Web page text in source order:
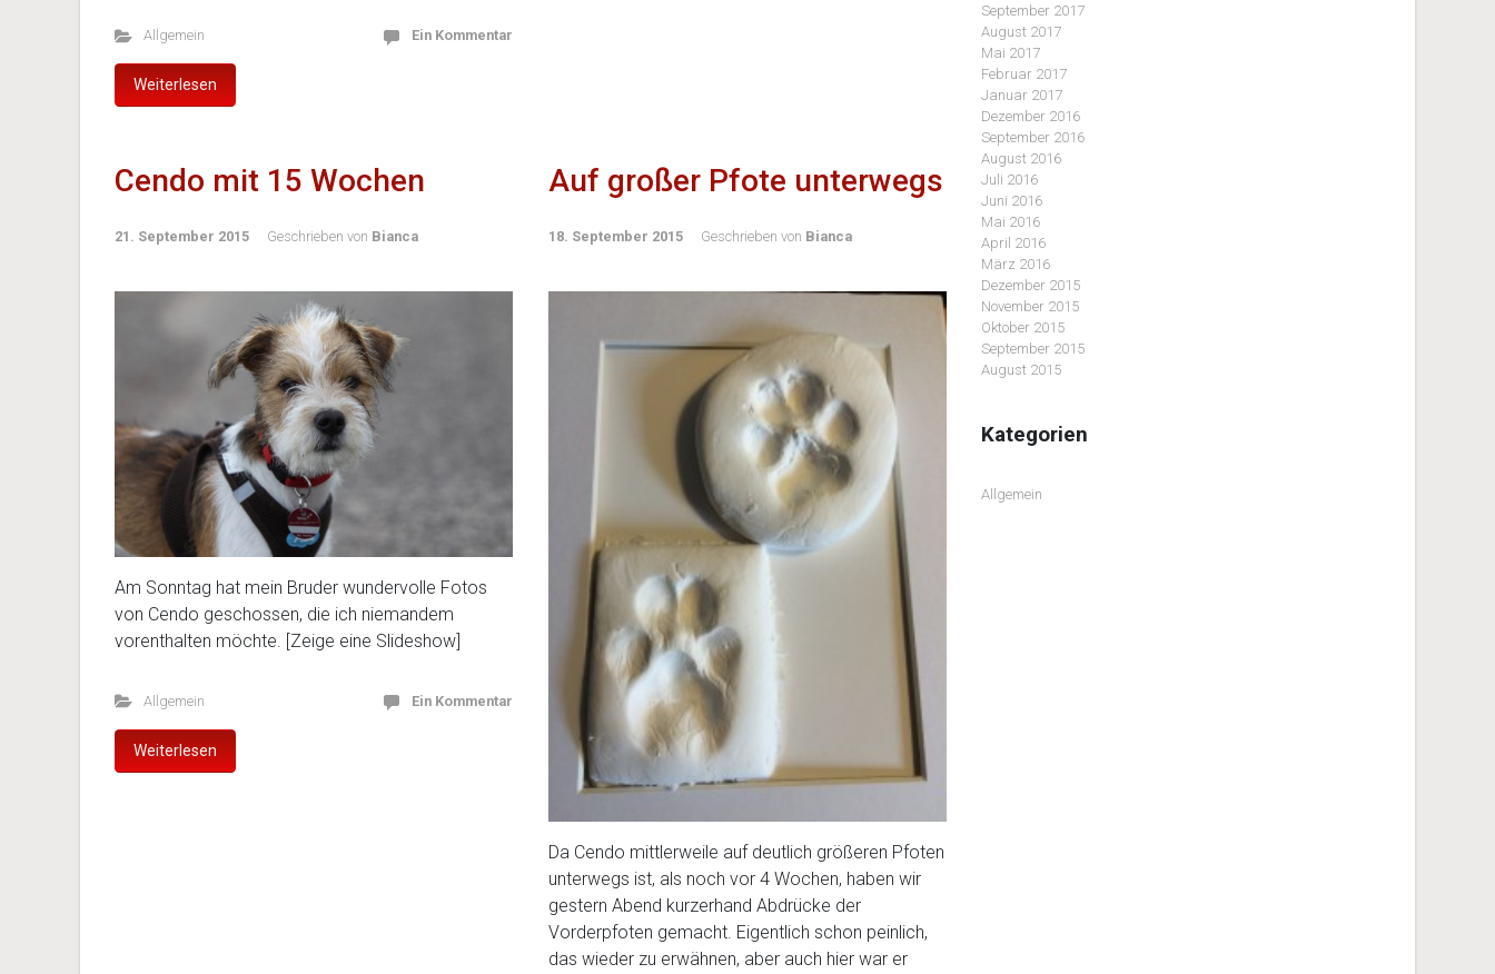
Allgemein Ein Kommentar
Weiterlesen
Cendo mit 15 Wochen
21. September 2015 Geschrieben von Bianca
Am Sonntag hat mein Bruder wundervolle Fotos
von Cendo geschossen, die ich niemandem
vorenthalten möchte. [Zeige eine Slideshow]
Allgemein Ein Kommentar
Weiterlesen
Auf großer Pfote unterwegs
18. September 2015 Geschrieben von Bianca
Da Cendo mittlerweile auf deutlich größeren Pfoten
unterwegs ist, als noch vor 4 Wochen, haben wir
gestern Abend kurzerhand Abdrücke der
Vorderpfoten gemacht. Eigentlich schon peinlich,
das wieder zu erwähnen, aber auch hier war er
September 2017
August 2017
Mai 2017
Februar 2017
Januar 2017
Dezember 2016
September 2016
August 2016
Juli 2016
Juni 2016
Mai 2016
April 2016
März 2016
Dezember 2015
November 2015
Oktober 2015
September 2015
August 2015
Kategorien
Allgemein